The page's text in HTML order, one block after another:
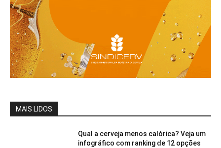
MAIS LIDOS
Qual a cerveja menos calórica? Veja um
infográfico com ranking de 12 opções